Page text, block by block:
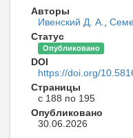
Авторы
Ивенский Д. А.
Статус
Опубликовано
DOI
https://doi.org/
Страницы
с 188 по 195
Опубликовано
30.06.2026